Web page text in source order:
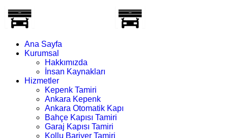
Ana Sayfa
Kurumsal
Hakkımızda
İnsan Kaynakları
Hizmetler
Kepenk Tamiri
Ankara Kepenk
Ankara Otomatik Kapı
Bahçe Kapısı Tamiri
Garaj Kapısı Tamiri
Kollu Bariyer Tamiri